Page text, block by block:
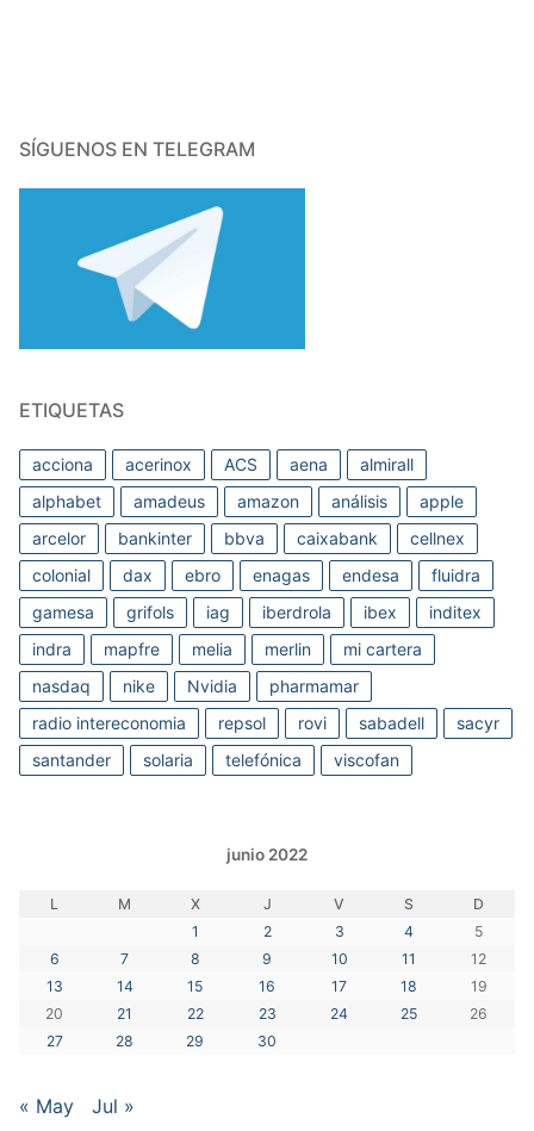
SÍGUENOS EN TELEGRAM
ETIQUETAS
acciona acerinox ACS aena
almirall
alphabet
amadeus amazon análisis
apple
arcelor
bankinter bbva caixabank
cellnex
colonial
dax ebro enagas endesa
fluidra
gamesa
grifols iag iberdrola ibex
inditex
indra
mapfre melia merlin
mi cartera
nasdaq
nike Nvidia
pharmamar
radio intereconomia
repsol rovi sabadell
sacyr
santander
solaria telefónica viscofan
junio 2022
L M X J V S
D
1
2 3 4
5
6
7 8 9 10 11
12
13
14 15 16 17 18
19
20
21 22 23 24 25
26
27
28 29 30
« May Jul »